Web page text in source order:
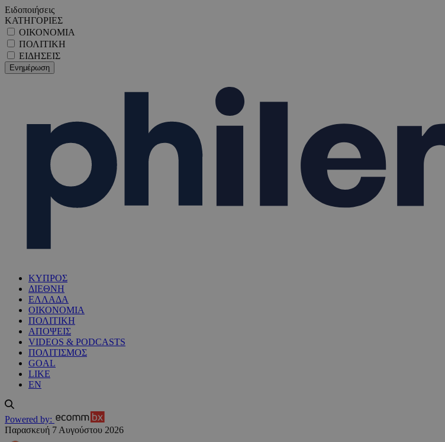
Ειδοποιήσεις
ΚΑΤΗΓΟΡΙΕΣ
ΟΙΚΟΝΟΜΙΑ
ΠΟΛΙΤΙΚΗ
ΕΙΔΗΣΕΙΣ
ΚΥΠΡΟΣ
ΔΙΕΘΝΗ
ΕΛΛΑΔΑ
ΟΙΚΟΝΟΜΙΑ
ΠΟΛΙΤΙΚΗ
ΑΠΟΨΕΙΣ
VIDEOS & PODCASTS
ΠΟΛΙΤΙΣΜΟΣ
GOAL
LIKE
EN
Powered by:
Παρασκευή 7 Αυγούστου 2026